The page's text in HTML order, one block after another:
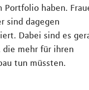
haben.
sind dagegen
Dabei sind es
die mehr für ihren
tun müssten.